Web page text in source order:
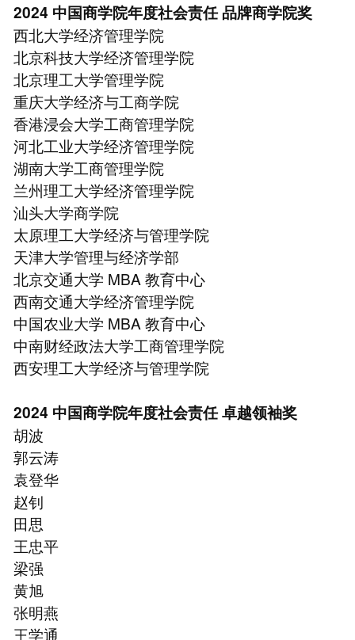
2024 中国商学院年度社会责任 品牌商学院奖
⻄北大学经济管理学院
北京科技大学经济管理学院
北京理工大学管理学院
重庆大学经济与工商学院
香港浸会大学工商管理学院
河北工业大学经济管理学院
湖南大学工商管理学院
兰州理工大学经济管理学院
汕头大学商学院
太原理工大学经济与管理学院
天津大学管理与经济学部
北京交通大学 MBA 教育中心
⻄南交通大学经济管理学院
中国农业大学 MBA 教育中心
中南财经政法大学工商管理学院
⻄安理工大学经济与管理学院
2024 中国商学院年度社会责任 卓越领袖奖
胡波
郭云涛
袁登华
赵钊
田思
王忠平
梁强
⻩旭
张明燕
王学通